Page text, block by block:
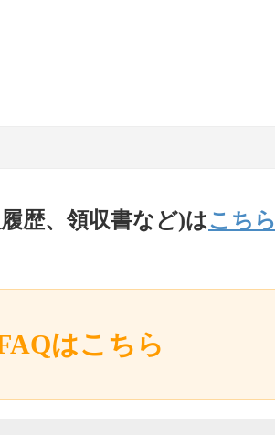
歴、領収書など)はこちら
はこちら